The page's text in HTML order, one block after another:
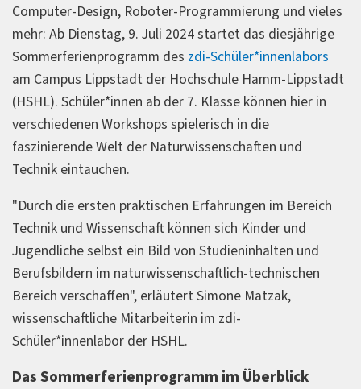
Computer-Design, Roboter-Programmierung und vieles
mehr: Ab Dienstag, 9. Juli 2024 startet das diesjährige
Sommerferienprogramm des zdi-Schüler*innenlabors
am Campus Lippstadt der Hochschule Hamm-Lippstadt
(HSHL). Schüler*innen ab der 7. Klasse können hier in
verschiedenen Workshops spielerisch in die
faszinierende Welt der Naturwissenschaften und
Technik eintauchen.
"Durch die ersten praktischen Erfahrungen im Bereich
Technik und Wissenschaft können sich Kinder und
Jugendliche selbst ein Bild von Studieninhalten und
Berufsbildern im naturwissenschaftlich-technischen
Bereich verschaffen", erläutert Simone Matzak,
wissenschaftliche Mitarbeiterin im zdi-
Schüler*innenlabor der HSHL.
Das Sommerferienprogramm im Überblick